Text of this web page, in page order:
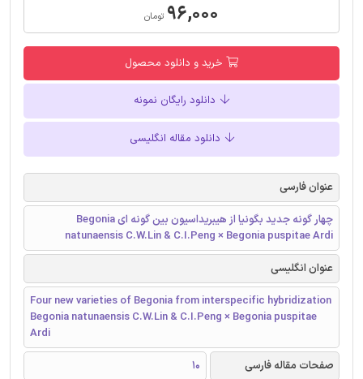
۹۶,۰۰۰ تومان
خرید و دانلود محصول
دانلود رایگان نمونه
دانلود مقاله انگلیسی
عنوان فارسی
چهار گونه جدید بگونیا از هیبریداسیون بین گونه ای Begonia
natunaensis C.W.Lin & C.I.Peng × Begonia puspitae Ardi
عنوان انگلیسی
Four new varieties of Begonia from interspecific hybridization
Begonia natunaensis C.W.Lin & C.I.Peng × Begonia puspitae
Ardi
صفحات مقاله فارسی
10